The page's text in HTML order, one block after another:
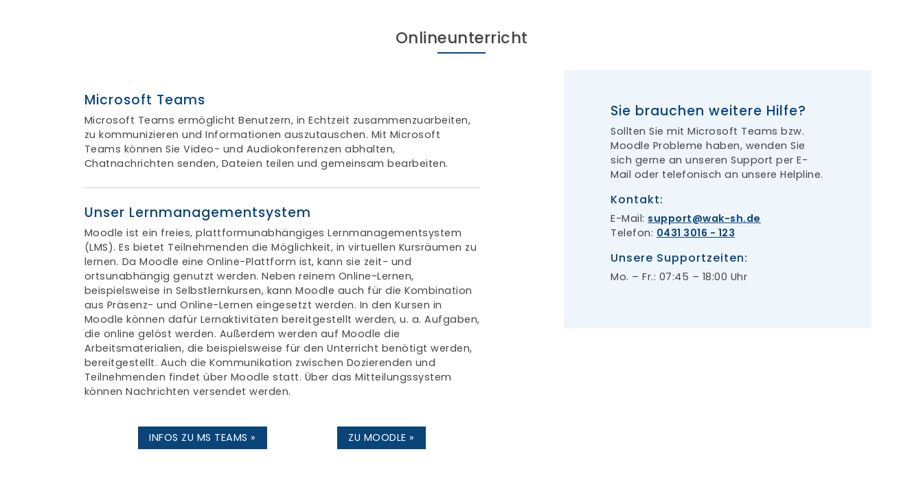
Onlineunterricht
Microsoft Teams
Microsoft Teams ermöglicht Benutzern, in Echtzeit zusammenzuarbeiten,
zu kommunizieren und Informationen auszutauschen. Mit Microsoft
Teams können Sie Video- und Audiokonferenzen abhalten,
Chatnachrichten senden, Dateien teilen und gemeinsam bearbeiten.
Unser Lernmanagementsystem
Moodle ist ein freies, plattformunabhängiges Lernmanagementsystem
(LMS). Es bietet Teilnehmenden die Möglichkeit, in virtuellen Kursräumen zu
lernen. Da Moodle eine Online-Plattform ist, kann sie zeit- und
ortsunabhängig genutzt werden. Neben reinem Online-Lernen,
beispielsweise in Selbstlernkursen, kann Moodle auch für die Kombination
aus Präsenz- und Online-Lernen eingesetzt werden. In den Kursen in
Moodle können dafür Lernaktivitäten bereitgestellt werden, u. a. Aufgaben,
die online gelöst werden. Außerdem werden auf Moodle die
Arbeitsmaterialien, die beispielsweise für den Unterricht benötigt werden,
bereitgestellt. Auch die Kommunikation zwischen Dozierenden und
Teilnehmenden findet über Moodle statt. Über das Mitteilungssystem
können Nachrichten versendet werden.
INFOS ZU MS TEAMS » ZU MOODLE »
Sie brauchen weitere Hilfe?
Sollten Sie mit Microsoft Teams bzw.
Moodle Probleme haben, wenden Sie
sich gerne an unseren Support per E-
Mail oder telefonisch an unsere Helpline.
Kontakt:
E-Mail: support
wak-sh.de
Telefon: 0431 3016 - 123
Unsere Supportzeiten:
Mo. – Fr.: 07:45 – 18:00 Uhr